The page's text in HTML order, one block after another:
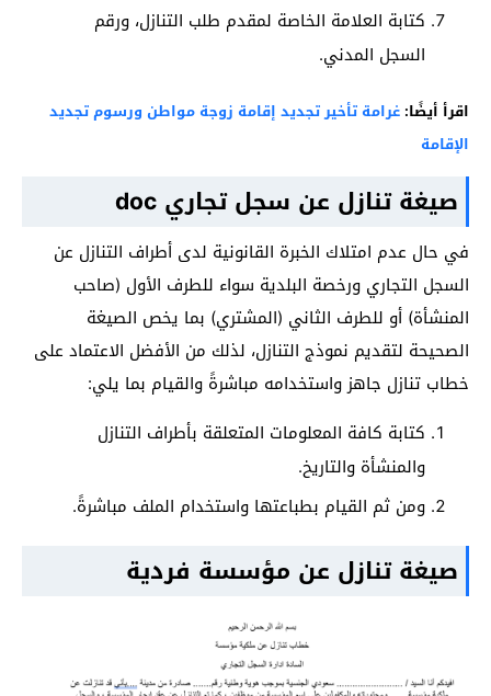
كتابة العلامة الخاصة لمقدم طلب التنازل، ورقم
السجل المدني.
اقرأ أيضًا: غرامة تأخير تجديد إقامة زوجة مواطن ورسوم تجديد
الإقامة
صيغة تنازل عن سجل تجاري doc
في حال عدم امتلاك الخبرة القانونية لدى أطراف التنازل عن
السجل التجاري ورخصة البلدية سواء للطرف الأول (صاحب
المنشأة) أو للطرف الثاني (المشتري) بما يخص الصيغة
الصحيحة لتقديم نموذج التنازل، لذلك من الأفضل الاعتماد على
خطاب تنازل جاهز واستخدامه مباشرةً والقيام بما يلي:
كتابة كافة المعلومات المتعلقة بأطراف التنازل
والمنشأة والتاريخ.
ومن ثم القيام بطباعتها واستخدام الملف مباشرةً.
صيغة تنازل عن مؤسسة فردية